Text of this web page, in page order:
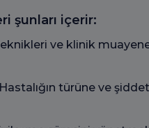
şunları içerir:
ve klinik
Hastalığın türüne ve